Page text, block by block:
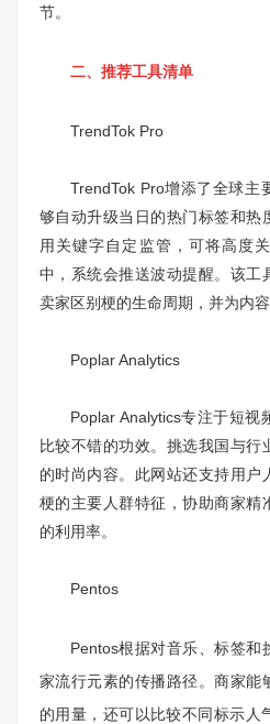
节。
二、推荐工具清单
TrendTok Pro
TrendTok Pro增添了全球主
够自动升级当日的热门标签和热
用关键字自定监管，可将高度
中，系统会推送波动提醒。该工
卖家区别梗的生命周期，并为内容
Poplar Analytics
Poplar Analytics专注于短视
比较不错的功效。挑选我国与行
的时尚内容。此网站还支持用户
梗的主要人群特征，协助商家精
的利用率。
Pentos
Pentos根据对音乐、标签和
家流行元素的传播路径。商家能
的用量，还可以比较不同标示人